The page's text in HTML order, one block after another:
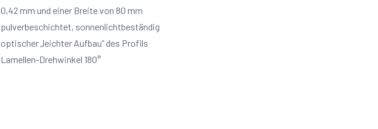
0,42 mm und einer Breite von 80 mm
pulverbeschichtet, sonnenlichtbeständig
optischer „leichter Aufbau” des Profils
Lamellen-Drehwinkel 180°